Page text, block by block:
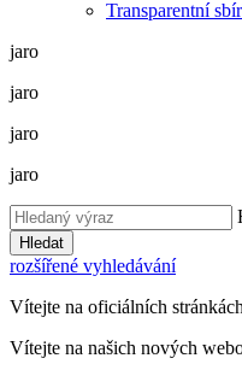
Transparentní
jaro
jaro
jaro
jaro
Hledat
rozšířené vyhledávání
Vítejte na oficiálních stránkách
Vítejte na našich nových